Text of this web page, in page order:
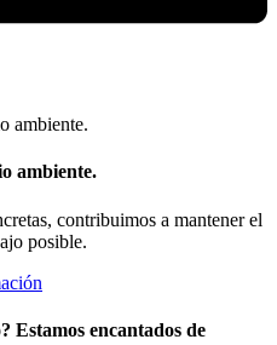
ambiente.
contribuimos a mantener el
posible.
Estamos encantados de